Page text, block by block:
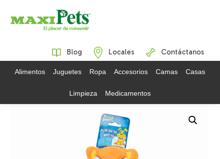
Blog Locales Contáctanos
Alimentos Juguetes Ropa Accesorios Camas Casas
Limpieza Medicamentos